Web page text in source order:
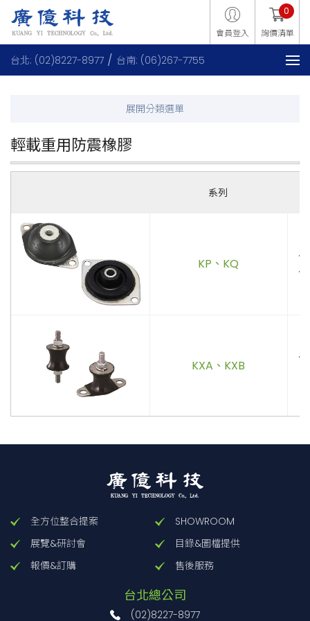
會員登入 詢價清單
0
台北: (02)8227-8977 台南: (06)267-7755
輕載重用防震橡膠
系列
KP、KQ
KXA、KXB
全方位整合提案
SHOWROOM
展覽&研討會
目錄&圖檔提供
報價&訂購
售後服務
台北總公司
(02)8227-8977